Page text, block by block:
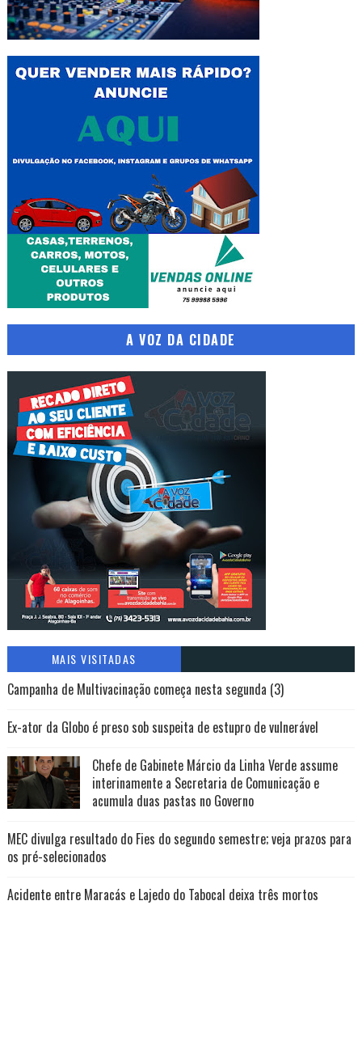
A VOZ DA CIDADE
MAIS VISITADAS
Campanha de Multivacinação começa nesta segunda (3)
Ex-ator da Globo é preso sob suspeita de estupro de vulnerável
Chefe de Gabinete Márcio da Linha Verde assume
interinamente a Secretaria de Comunicação e
acumula duas pastas no Governo
MEC divulga resultado do Fies do segundo semestre; veja prazos para
os pré-selecionados
Acidente entre Maracás e Lajedo do Tabocal deixa três mortos